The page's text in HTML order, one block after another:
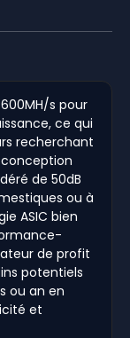
s pour
ce qui
recherchant
de 50dB
ou à
ASIC bien
de profit
potentiels
ou an en
et